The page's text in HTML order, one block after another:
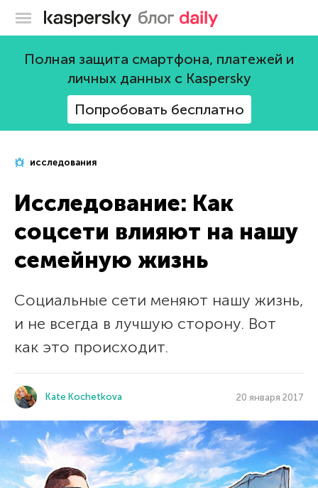
Блог Касперского
Полная защита смартфона, платежей и
личных данных с Kaspersky
Попробовать бесплатно
исследования
Исследование: Как
соцсети влияют на нашу
семейную жизнь
Социальные сети меняют нашу жизнь,
и не всегда в лучшую сторону. Вот
как это происходит.
Kate Kochetkova 20 января 2017